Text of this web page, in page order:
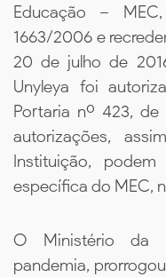
Educação –
1663/2006 e
20 de julho de
Unyleya foi
Portaria nº 423,
autorizações,
Instituição,
específica do MEC,
O Ministério da
pandemia,